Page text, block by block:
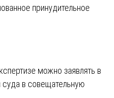
принудительное
можно заявлять в
в совещательную